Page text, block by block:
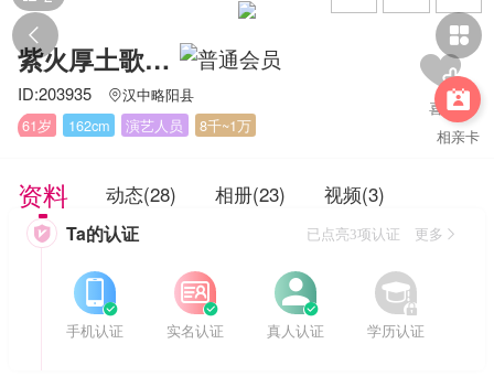
 

相亲卡
紫火厚土歌金语炽腔陕西汉中张海华
ID:203935 汉中略阳县
61岁
162cm 演艺人员 8千~1万
资料 动态(28) 相册(23) 视频(3)
 Ta的认证 已点亮3项认证 更多


手机认证


实名认证


真人认证


学历认证